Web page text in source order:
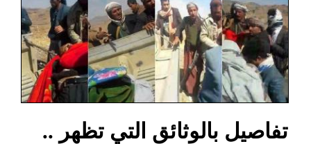
تفاصيل بالوثائق التي تظهر ..